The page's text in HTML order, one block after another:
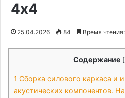
4х4
25.04.2026 84 Время
Содержание [
1 Сборка силового каркаса и
акустических компонентов.